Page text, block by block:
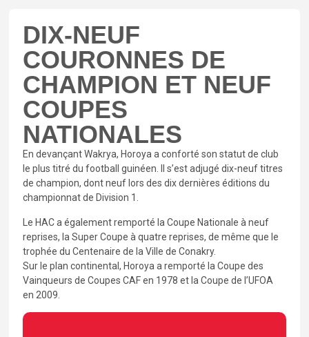
DIX-NEUF
COURONNES DE
CHAMPION ET NEUF
COUPES
NATIONALES
En devançant Wakrya, Horoya a conforté son statut de club
le plus titré du football guinéen. Il s’est adjugé dix-neuf titres
de champion, dont neuf lors des dix dernières éditions du
championnat de Division 1.
Le HAC a également remporté la Coupe Nationale à neuf
reprises, la Super Coupe à quatre reprises, de même que le
trophée du Centenaire de la Ville de Conakry.
Sur le plan continental, Horoya a remporté la Coupe des
Vainqueurs de Coupes CAF en 1978 et la Coupe de l’UFOA
en 2009.